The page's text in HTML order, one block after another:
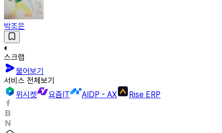
박조은
스크랩
물어보기
서비스 전체보기
위시켓
요즘IT AIDP - AX Rise ERP